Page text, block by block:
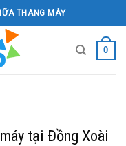
THANG MÁY
0
tại Đồng Xoài